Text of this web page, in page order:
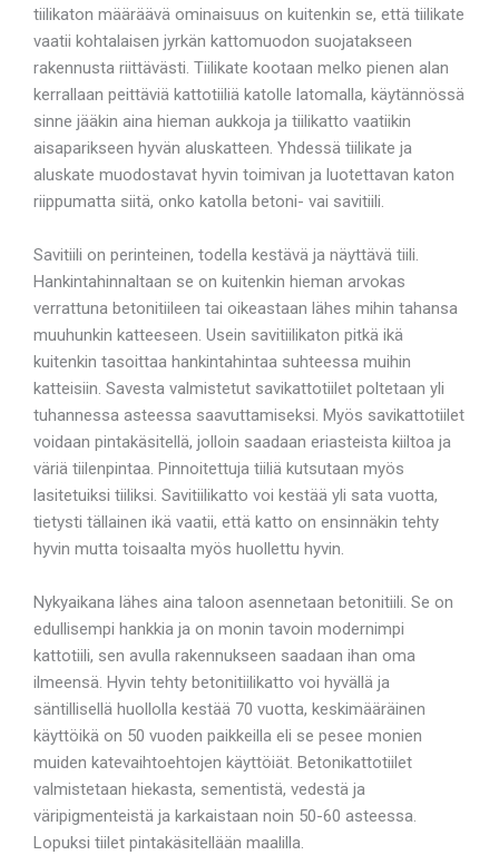
tiilikaton määräävä ominaisuus on kuitenkin se, että tiilikate
vaatii kohtalaisen jyrkän kattomuodon suojatakseen
rakennusta riittävästi. Tiilikate kootaan melko pienen alan
kerrallaan peittäviä kattotiiliä katolle latomalla, käytännössä
sinne jääkin aina hieman aukkoja ja tiilikatto vaatiikin
aisaparikseen hyvän aluskatteen. Yhdessä tiilikate ja
aluskate muodostavat hyvin toimivan ja luotettavan katon
riippumatta siitä, onko katolla betoni- vai savitiili.
Savitiili on perinteinen, todella kestävä ja näyttävä tiili.
Hankintahinnaltaan se on kuitenkin hieman arvokas
verrattuna betonitiileen tai oikeastaan lähes mihin tahansa
muuhunkin katteeseen. Usein savitiilikaton pitkä ikä
kuitenkin tasoittaa hankintahintaa suhteessa muihin
katteisiin. Savesta valmistetut savikattotiilet poltetaan yli
tuhannessa asteessa saavuttamiseksi. Myös savikattotiilet
voidaan pintakäsitellä, jolloin saadaan eriasteista kiiltoa ja
väriä tiilenpintaa. Pinnoitettuja tiiliä kutsutaan myös
lasitetuiksi tiiliksi. Savitiilikatto voi kestää yli sata vuotta,
tietysti tällainen ikä vaatii, että katto on ensinnäkin tehty
hyvin mutta toisaalta myös huollettu hyvin.
Nykyaikana lähes aina taloon asennetaan betonitiili. Se on
edullisempi hankkia ja on monin tavoin modernimpi
kattotiili, sen avulla rakennukseen saadaan ihan oma
ilmeensä. Hyvin tehty betonitiilikatto voi hyvällä ja
säntillisellä huollolla kestää 70 vuotta, keskimääräinen
käyttöikä on 50 vuoden paikkeilla eli se pesee monien
muiden katevaihtoehtojen käyttöiät. Betonikattotiilet
valmistetaan hiekasta, sementistä, vedestä ja
väripigmenteistä ja karkaistaan noin 50-60 asteessa.
Lopuksi tiilet pintakäsitellään maalilla.